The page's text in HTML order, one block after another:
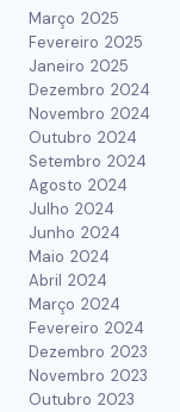
Março 2025
Fevereiro 2025
Janeiro 2025
Dezembro 2024
Novembro 2024
Outubro 2024
Setembro 2024
Agosto 2024
Julho 2024
Junho 2024
Maio 2024
Abril 2024
Março 2024
Fevereiro 2024
Dezembro 2023
Novembro 2023
Outubro 2023